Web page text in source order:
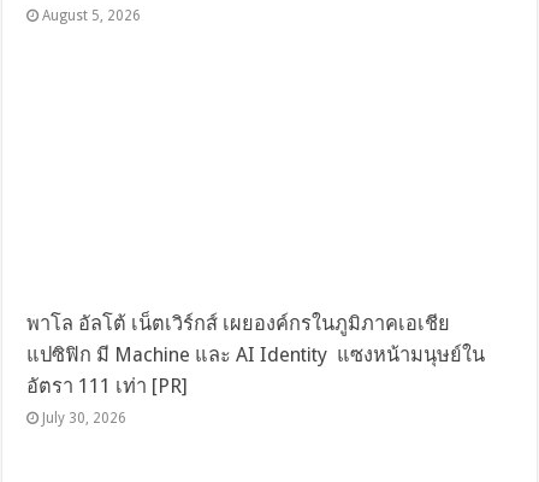
August 5, 2026
พาโล อัลโต้ เน็ตเวิร์กส์ เผยองค์กรในภูมิภาคเอเชีย
แปซิฟิก มี Machine และ AI Identity แซงหน้ามนุษย์ใน
อัตรา 111 เท่า [PR]
July 30, 2026